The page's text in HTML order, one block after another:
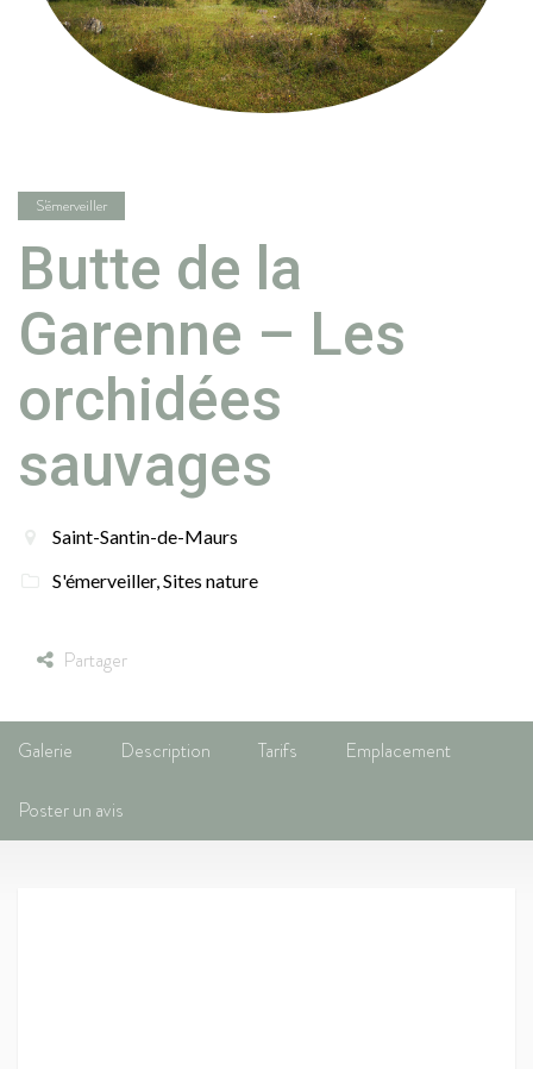
S'émerveiller
Butte de la
Garenne – Les
orchidées
sauvages
Saint-Santin-de-Maurs
S'émerveiller,Sites nature
Partager
Galerie Description Tarifs Emplacement
Poster un avis